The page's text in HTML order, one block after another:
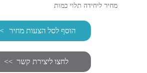
מחיר ליחידה תלוי כמות
הוסף לסל הצעות מחיר